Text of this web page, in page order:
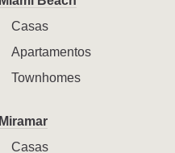
Casas
Apartamentos
Townhomes
Miramar
Casas